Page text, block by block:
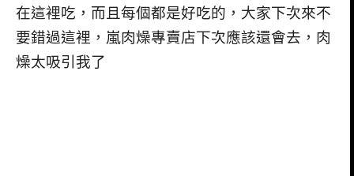
在這裡吃，而且每個都是好吃的，大家下次來不
要錯過這裡，嵐肉燥專賣店下次應該還會去，肉
燥太吸引我了